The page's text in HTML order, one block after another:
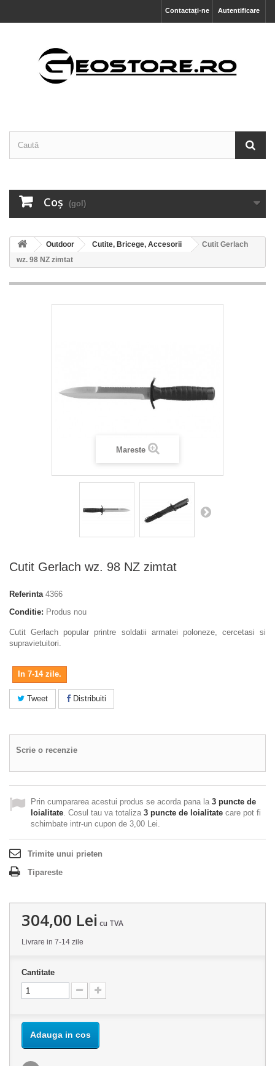
Autentificare
Contactați-ne
Coş (gol)
Outdoor Cutite, Bricege, Accesorii
Cutit Gerlach
wz. 98 NZ zimtat
Mareste
Cutit Gerlach wz. 98 NZ zimtat
Referinta 4366
Conditie: Produs nou
Cutit Gerlach popular printre soldatii armatei poloneze, cercetasi si
supravietuitori.
In 7-14 zile.
Tweet Distribuiti
Scrie o recenzie
Prin cumpararea acestui produs se acorda pana la 3 puncte de
loialitate. Cosul tau va totaliza 3 puncte de loialitate care pot fi
schimbate intr-un cupon de 3,00 Lei.
Trimite unui prieten
Tipareste
304,00 Lei cu TVA
Livrare in 7-14 zile
Cantitate
Adauga in cos